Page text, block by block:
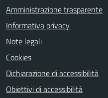
Amministrazione trasparente
Informativa privacy
Note legali
Cookies
Dichiarazione di accessibilità
Obiettivi di accessibilità